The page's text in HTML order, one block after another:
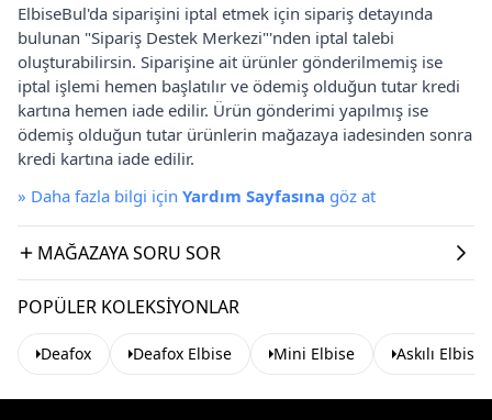
ElbiseBul'da siparişini iptal etmek için sipariş detayında
bulunan "Sipariş Destek Merkezi"'nden iptal talebi
oluşturabilirsin. Siparişine ait ürünler gönderilmemiş ise
iptal işlemi hemen başlatılır ve ödemiş olduğun tutar kredi
kartına hemen iade edilir. Ürün gönderimi yapılmış ise
ödemiş olduğun tutar ürünlerin mağazaya iadesinden sonra
kredi kartına iade edilir.
» Daha fazla bilgi için Yardım Sayfasına göz at
MAĞAZAYA SORU SOR
POPÜLER KOLEKSIYONLAR
Deafox Deafox Elbise Mini Elbise Askılı Elbise